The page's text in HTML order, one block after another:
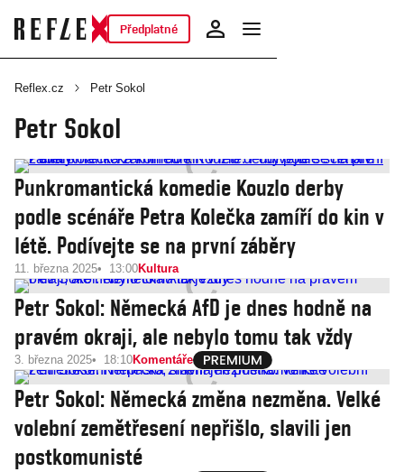
Předplatné
Reflex.cz Petr Sokol
Petr Sokol
Punkromantická komedie Kouzlo derby
podle scénáře Petra Kolečka zamíří do kin v
létě. Podívejte se na první záběry
11. března 2025 13:00Kultura
Petr Sokol: Německá AfD je dnes hodně na
pravém okraji, ale nebylo tomu tak vždy
3. března 2025 18:10Komentáře
Petr Sokol: Německá změna nezměna. Velké
volební zemětřesení nepřišlo, slavili jen
postkomunisté